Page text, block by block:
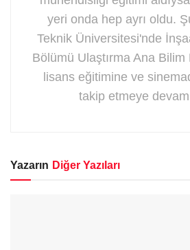
yeri onda hep ayrı oldu.
Teknik Üniversitesi'nde
Bölümü Ulaştırma Ana Bilim
lisans eğitimine ve
takip etmeye
Yazarın Diğer Yazıları